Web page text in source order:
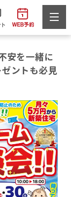
安を一緒に
ントも必見